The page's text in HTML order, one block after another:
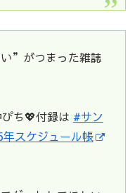
”がつまった雑誌
ち💖付録は #サン
スケジュール帳